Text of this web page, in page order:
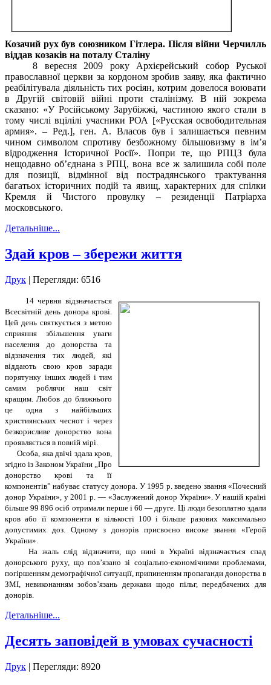
Козачий рух був союзником Гітлера. Після війни Черчилль
віддав козаків на поталу Сталіну
8 вересня 2009 року Архієрейський собор Руської
православної церкви за кордоном зробив заяву, яка фактично
реабілітувала діяльність тих росіян, котрим довелося воювати
в Другій світовій війні проти сталінізму. В ній зокрема
сказано: «У Російському Зарубіжжі, частиною якого стали в
тому числі вцілілі учасники РОА [«Русская освободительная
армия». – Ред.], ген. А. Власов був і залишається певним
чином символом спротиву безбожному більшовизму в ім’я
відродження Історичної Росії». Попри те, що РПЦЗ була
нещодавно об’єднана з РПЦ, вона все ж залишила собі поле
для позиції, відмінної від пострадянського трактування
багатьох історичних подій та явищ, характерних для спілки
Кремля й Чистого провулку – резиденції Патріарха
московського.
Детальніше...
Здай кров – збережи життя
Друк | Перегляди: 6516
14 червня відзначається
Всесвітній день донора крові.
Цей день святкується з метою
сприяння збільшення уваги
населення до донорства та
відзначення тих людей, які
віддають свою кров заради
порятунку інших людей і тим
самим роблячи наш світ
кращим. Любов до ближнього
це одна з найбільших
християнських чеснот і через
безкорисливе донорство вона
проявляється в повній мірі.
Особа, яка двічі здала кров,
згідно із Законом України „Про
донорство крові та її
компонентів” набуває статусу донора. У 1995 р. введено звання «Почесний
донор України», у 2001 р. — «Заслужений донор України». У нашій країні
більше 99 896 осіб отримали перше і 60 — друге. Ці люди безоплатно здали
кров або її компоненти в кiлькостi 100 i більше разових максимально
допустимих доз. Одному з донорів присвоєно високе звання «Герой
України».
На жаль слід відзначити, що нині в Україні відзначається спад
донорського руху, що пов’язано зі соціально-економічними проблемами,
погіршенням демографічної ситуації, припиненням пропаганди донорства в
ЗМІ, невиконанням зобов’язань держави щодо пільг, передбачених для
донорів.
Детальніше...
Десять заповідей в умовах сучасності
Друк | Перегляди: 8920